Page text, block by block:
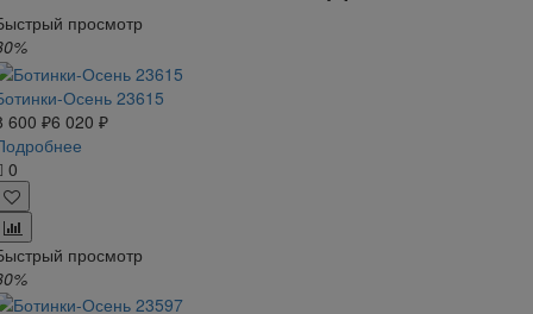
просмотр
Осень 23615
600 ₽6 020 ₽
0
просмотр